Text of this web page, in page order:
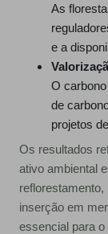
As
e a
O
de
projetos
Os resultados
ativo ambiental
inserção em
essencial para